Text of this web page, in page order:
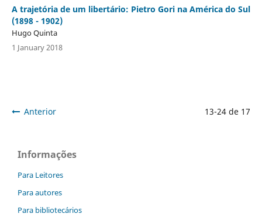
A trajetória de um libertário: Pietro Gori na América do Sul
(1898 - 1902)
Hugo Quinta
1 January 2018
Anterior 13-24 de 17
Informações
Para Leitores
Para autores
Para bibliotecários